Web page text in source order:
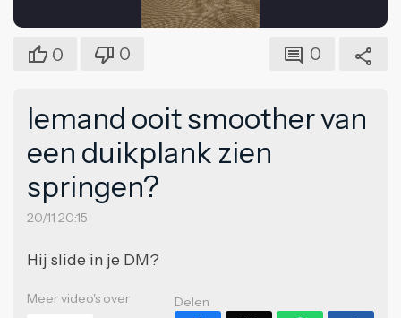
0 0 0
Iemand ooit smoother van
een duikplank zien
springen?
20/11 20:15
Hij slide in je DM?
Meer video's over
Delen